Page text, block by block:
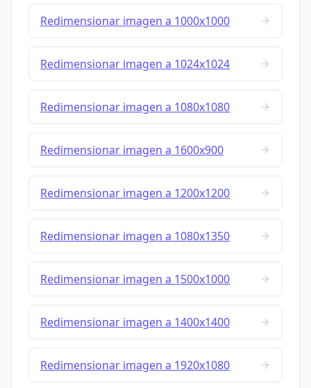
Redimensionar imagen a 1000x1000
Redimensionar imagen a 1024x1024
Redimensionar imagen a 1080x1080
Redimensionar imagen a 1600x900
Redimensionar imagen a 1200x1200
Redimensionar imagen a 1080x1350
Redimensionar imagen a 1500x1000
Redimensionar imagen a 1400x1400
Redimensionar imagen a 1920x1080